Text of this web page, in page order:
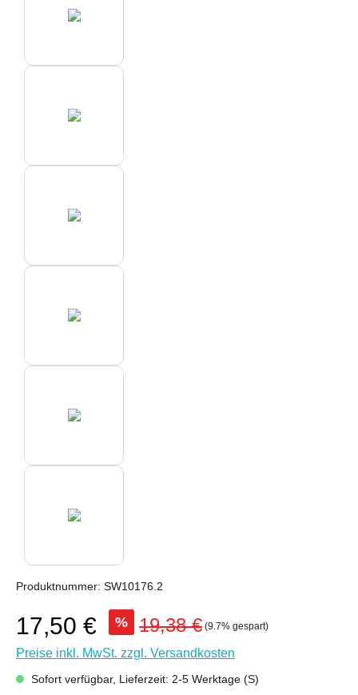
Produktnummer: SW10176.2
17,50 € % 19,38 € (9.7% gespart)
Preise inkl. MwSt. zzgl. Versandkosten
Sofort verfügbar, Lieferzeit: 2-5 Werktage (S)